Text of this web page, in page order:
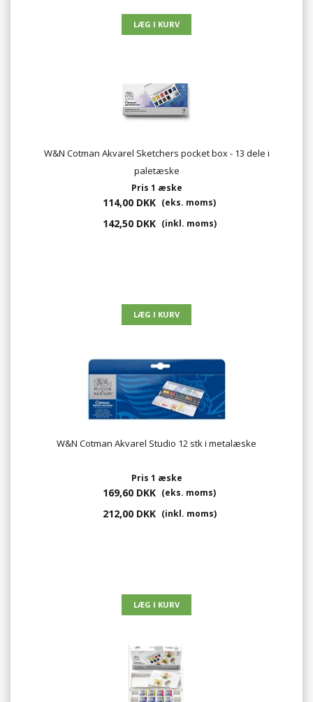
W&N Cotman Akvarel Sketchers pocket box - 13 dele i
paletæske
Pris 1 æske
114,00 DKK (eks. moms)
142,50 DKK (inkl. moms)
W&N Cotman Akvarel Studio 12 stk i metalæske
Pris 1 æske
169,60 DKK (eks. moms)
212,00 DKK (inkl. moms)